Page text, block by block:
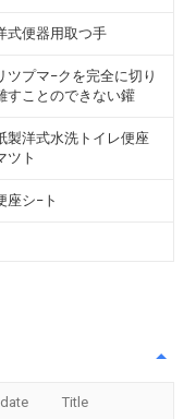
式便器用取つ手
ツプマ−クを完全に切り
すことのできない鑵
製洋式水洗トイレ便座
ツト
座シ−ト
Title